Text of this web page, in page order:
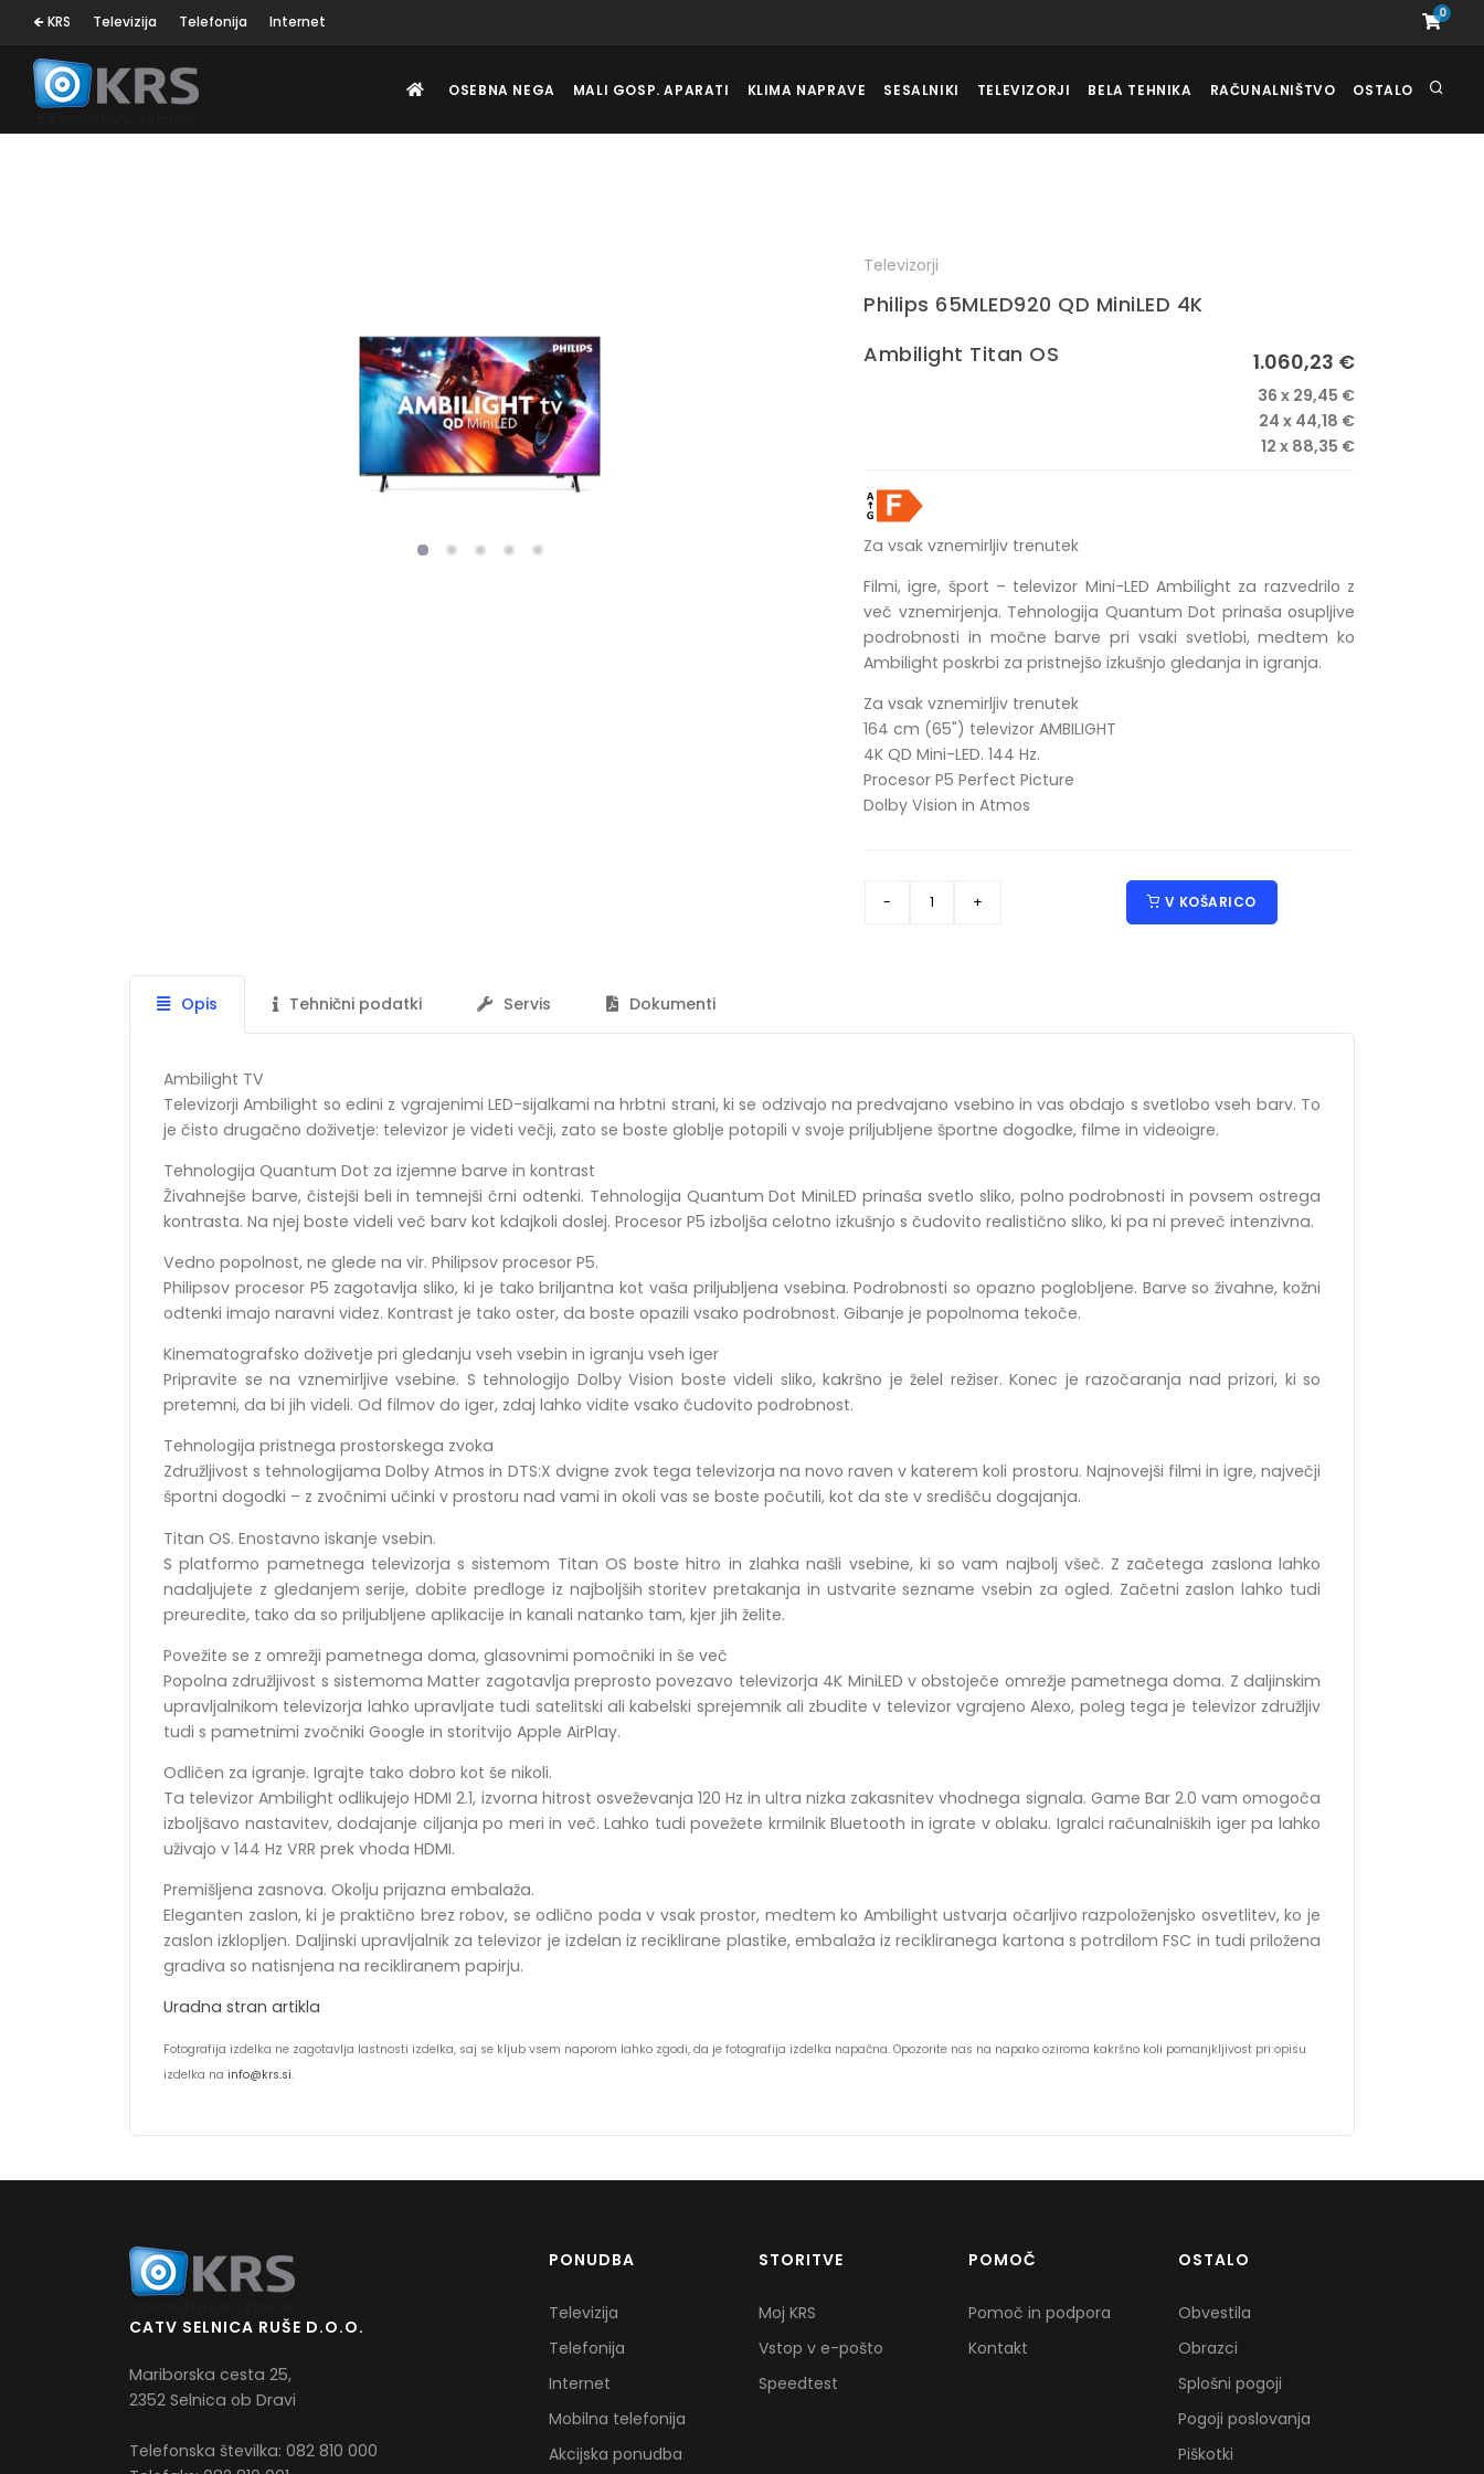
🡸 KRS Televizija Telefonija Internet 0
OSEBNA NEGA MALI GOSP. APARATI KLIMA NAPRAVE SESALNIKI TELEVIZORJI BELA TEHNIKA RAČUNALNIŠTVO OSTALO
Televizorji
Philips 65MLED920 QD MiniLED 4K
Ambilight Titan OS
1.060,23 €
36 x 29,45 €
24 x 44,18 €
12 x 88,35 €
Za vsak vznemirljiv trenutek
Filmi, igre, šport – televizor Mini-LED Ambilight za razvedrilo z
več vznemirjenja. Tehnologija Quantum Dot prinaša osupljive
podrobnosti in močne barve pri vsaki svetlobi, medtem ko
Ambilight poskrbi za pristnejšo izkušnjo gledanja in igranja.
Za vsak vznemirljiv trenutek
164 cm (65") televizor AMBILIGHT
4K QD Mini-LED. 144 Hz.
Procesor P5 Perfect Picture
Dolby Vision in Atmos
V KOŠARICO
Opis Tehnični podatki Servis Dokumenti
Ambilight TV
Televizorji Ambilight so edini z vgrajenimi LED-sijalkami na hrbtni strani, ki se odzivajo na predvajano vsebino in vas obdajo s svetlobo vseh barv. To
je čisto drugačno doživetje: televizor je videti večji, zato se boste globlje potopili v svoje priljubljene športne dogodke, filme in videoigre.
Tehnologija Quantum Dot za izjemne barve in kontrast
Živahnejše barve, čistejši beli in temnejši črni odtenki. Tehnologija Quantum Dot MiniLED prinaša svetlo sliko, polno podrobnosti in povsem ostrega
kontrasta. Na njej boste videli več barv kot kdajkoli doslej. Procesor P5 izboljša celotno izkušnjo s čudovito realistično sliko, ki pa ni preveč intenzivna.
Vedno popolnost, ne glede na vir. Philipsov procesor P5.
Philipsov procesor P5 zagotavlja sliko, ki je tako briljantna kot vaša priljubljena vsebina. Podrobnosti so opazno poglobljene. Barve so živahne, kožni
odtenki imajo naravni videz. Kontrast je tako oster, da boste opazili vsako podrobnost. Gibanje je popolnoma tekoče.
Kinematografsko doživetje pri gledanju vseh vsebin in igranju vseh iger
Pripravite se na vznemirljive vsebine. S tehnologijo Dolby Vision boste videli sliko, kakršno je želel režiser. Konec je razočaranja nad prizori, ki so
pretemni, da bi jih videli. Od filmov do iger, zdaj lahko vidite vsako čudovito podrobnost.
Tehnologija pristnega prostorskega zvoka
Združljivost s tehnologijama Dolby Atmos in DTS:X dvigne zvok tega televizorja na novo raven v katerem koli prostoru. Najnovejši filmi in igre, največji
športni dogodki – z zvočnimi učinki v prostoru nad vami in okoli vas se boste počutili, kot da ste v središču dogajanja.
Titan OS. Enostavno iskanje vsebin.
S platformo pametnega televizorja s sistemom Titan OS boste hitro in zlahka našli vsebine, ki so vam najbolj všeč. Z začetega zaslona lahko
nadaljujete z gledanjem serije, dobite predloge iz najboljših storitev pretakanja in ustvarite sezname vsebin za ogled. Začetni zaslon lahko tudi
preuredite, tako da so priljubljene aplikacije in kanali natanko tam, kjer jih želite.
Povežite se z omrežji pametnega doma, glasovnimi pomočniki in še več
Popolna združljivost s sistemoma Matter zagotavlja preprosto povezavo televizorja 4K MiniLED v obstoječe omrežje pametnega doma. Z daljinskim
upravljalnikom televizorja lahko upravljate tudi satelitski ali kabelski sprejemnik ali zbudite v televizor vgrajeno Alexo, poleg tega je televizor združljiv
tudi s pametnimi zvočniki Google in storitvijo Apple AirPlay.
Odličen za igranje. Igrajte tako dobro kot še nikoli.
Ta televizor Ambilight odlikujejo HDMI 2.1, izvorna hitrost osveževanja 120 Hz in ultra nizka zakasnitev vhodnega signala. Game Bar 2.0 vam omogoča
izboljšavo nastavitev, dodajanje ciljanja po meri in več. Lahko tudi povežete krmilnik Bluetooth in igrate v oblaku. Igralci računalniških iger pa lahko
uživajo v 144 Hz VRR prek vhoda HDMI.
Premišljena zasnova. Okolju prijazna embalaža.
Eleganten zaslon, ki je praktično brez robov, se odlično poda v vsak prostor, medtem ko Ambilight ustvarja očarljivo razpoloženjsko osvetlitev, ko je
zaslon izklopljen. Daljinski upravljalnik za televizor je izdelan iz reciklirane plastike, embalaža iz recikliranega kartona s potrdilom FSC in tudi priložena
gradiva so natisnjena na recikliranem papirju.
Uradna stran artikla
Fotografija izdelka ne zagotavlja lastnosti izdelka, saj se kljub vsem naporom lahko zgodi, da je fotografija izdelka napačna. Opozorite nas na napako oziroma kakršno koli pomanjkljivost pri opisu
izdelka na info@krs.si.
CATV SELNICA RUŠE D.O.O.
Mariborska cesta 25,
2352 Selnica ob Dravi
Telefonska številka: 082 810 000
PONUDBA
Televizija
Telefonija
Internet
Mobilna telefonija
Akcijska ponudba
STORITVE
Moj KRS
Vstop v e-pošto
Speedtest
POMOČ
Pomoč in podpora
Kontakt
OSTALO
Obvestila
Obrazci
Splošni pogoji
Pogoji poslovanja
Piškotki